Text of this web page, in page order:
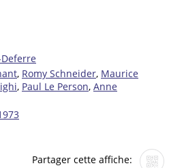
, Romy Schneider, Maurice
, Paul Le Person, Anne
Partager cette affiche: